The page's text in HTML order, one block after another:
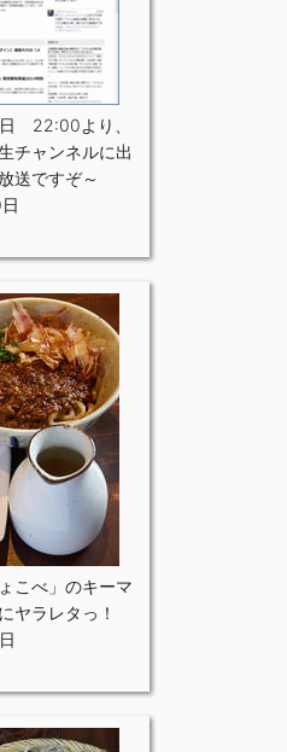
22:00より、
チャンネルに出
送ですぞ～
こべ」のキーマ
ヤラレタっ！